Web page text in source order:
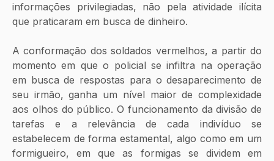
informações privilegiadas, não pela atividade ilícita
que praticaram em busca de dinheiro.
A conformação dos soldados vermelhos, a partir do
momento em que o policial se infiltra na operação
em busca de respostas para o desaparecimento de
seu irmão, ganha um nível maior de complexidade
aos olhos do público. O funcionamento da divisão de
tarefas e a relevância de cada indivíduo se
estabelecem de forma estamental, algo como em um
formigueiro, em que as formigas se dividem em